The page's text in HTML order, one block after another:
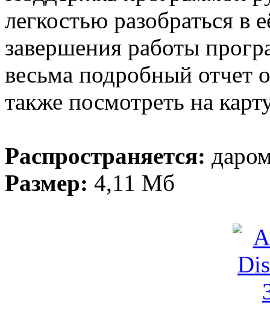
легкостью разобраться в
завершения работы
весьма подробный отчет
также посмотреть на
Распространяется:
Размер: 4,11 Мб